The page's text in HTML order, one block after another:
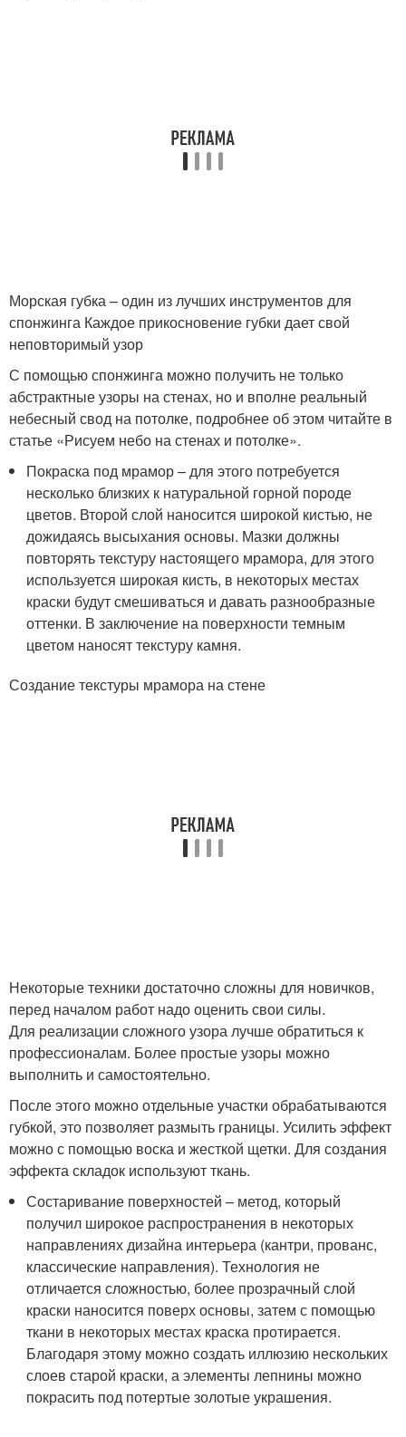
Морская губка – один из лучших инструментов для
спонжинга Каждое прикосновение губки дает свой
неповторимый узор
С помощью спонжинга можно получить не только
абстрактные узоры на стенах, но и вполне реальный
небесный свод на потолке, подробнее об этом читайте в
статье «Рисуем небо на стенах и потолке».
Покраска под мрамор – для этого потребуется
несколько близких к натуральной горной породе
цветов. Второй слой наносится широкой кистью, не
дожидаясь высыхания основы. Мазки должны
повторять текстуру настоящего мрамора, для этого
используется широкая кисть, в некоторых местах
краски будут смешиваться и давать разнообразные
оттенки. В заключение на поверхности темным
цветом наносят текстуру камня.
Создание текстуры мрамора на стене
Некоторые техники достаточно сложны для новичков,
перед началом работ надо оценить свои силы.
Для реализации сложного узора лучше обратиться к
профессионалам. Более простые узоры можно
выполнить и самостоятельно.
После этого можно отдельные участки обрабатываются
губкой, это позволяет размыть границы. Усилить эффект
можно с помощью воска и жесткой щетки. Для создания
эффекта складок используют ткань.
Состаривание поверхностей – метод, который
получил широкое распространения в некоторых
направлениях дизайна интерьера (кантри, прованс,
классические направления). Технология не
отличается сложностью, более прозрачный слой
краски наносится поверх основы, затем с помощью
ткани в некоторых местах краска протирается.
Благодаря этому можно создать иллюзию нескольких
слоев старой краски, а элементы лепнины можно
покрасить под потертые золотые украшения.